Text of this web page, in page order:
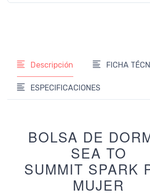
Descripción FICHA
ESPECIFICACIONES
BOLSA DE
SEA TO
SUMMIT SPARK
MUJER